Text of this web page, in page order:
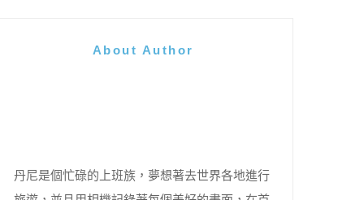
About Author
丹尼是個忙碌的上班族，夢想著去世界各地進行